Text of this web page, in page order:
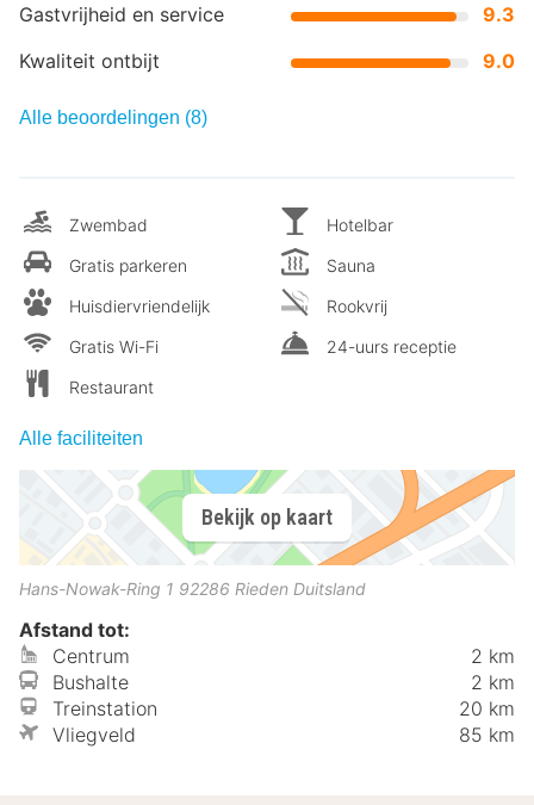
Gastvrijheid en service
9.3
Kwaliteit ontbijt
9.0
Alle beoordelingen (8)
Zwembad
Gratis parkeren
Huisdiervriendelijk
Gratis Wi-Fi
Restaurant
Hotelbar
Sauna
Rookvrij
24-uurs receptie
Alle faciliteiten
Bekijk op kaart
Hans-Nowak-Ring 1 92286 Rieden Duitsland
Afstand tot:
Centrum
2 km
Bushalte
2 km
Treinstation
20 km
Vliegveld
85 km